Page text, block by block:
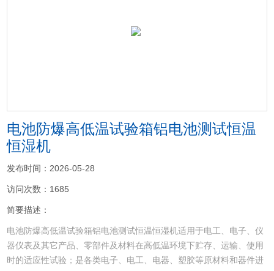
电池防爆高低温试验箱铝电池测试恒温
恒湿机
发布时间：2026-05-28
访问次数：1685
简要描述：
电池防爆高低温试验箱铝电池测试恒温恒湿机适用于电工、电子、仪
器仪表及其它产品、零部件及材料在高低温环境下贮存、运输、使用
时的适应性试验；是各类电子、电工、电器、塑胶等原材料和器件进